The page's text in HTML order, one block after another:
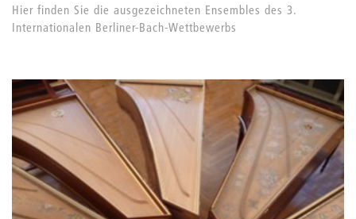
Hier finden Sie die ausgezeichneten Ensembles des 3.
Internationalen Berliner-Bach-Wettbewerbs